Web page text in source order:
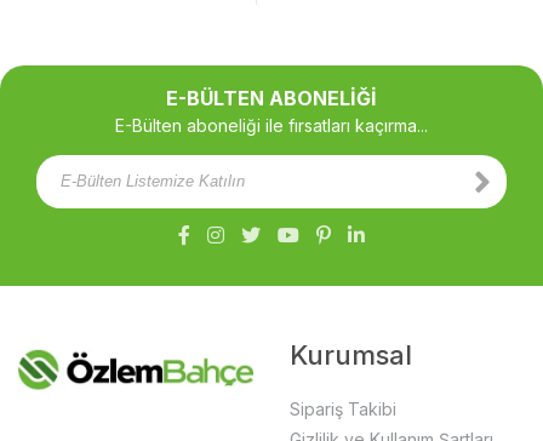
E-BÜLTEN ABONELİĞİ
E-Bülten aboneliği ile fırsatları kaçırma...
Kurumsal
Sipariş Takibi